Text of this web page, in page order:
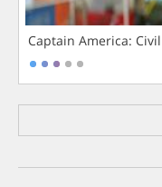
Captain America: